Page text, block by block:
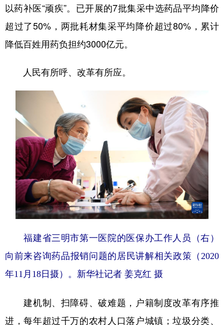
以药补医“顽疾”。已开展的7批集采中选药品平均降价
超过了50%，两批耗材集采平均降价超过80%，累计
降低百姓用药负担约3000亿元。
人民有所呼、改革有所应。
福建省三明市第一医院的医保办工作人员（右）
向前来咨询药品报销问题的居民讲解相关政策（2020
年11月18日摄）。新华社记者 姜克红 摄
建机制、扫障碍、破难题，户籍制度改革有序推
进，每年超过千万的农村人口落户城镇；垃圾分类、